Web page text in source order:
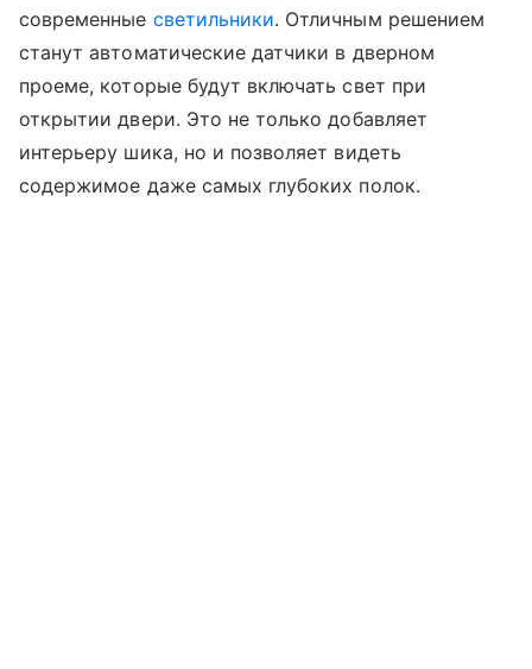
современные светильники. Отличным решением
станут автоматические датчики в дверном
проеме, которые будут включать свет при
открытии двери. Это не только добавляет
интерьеру шика, но и позволяет видеть
содержимое даже самых глубоких полок.